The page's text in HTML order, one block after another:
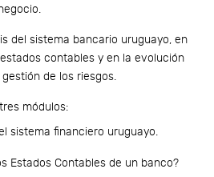
del sistema bancario uruguayo, en
contables y en la evolución
de los riesgos.
módulos:
sistema financiero uruguayo.
Estados Contables de un banco?